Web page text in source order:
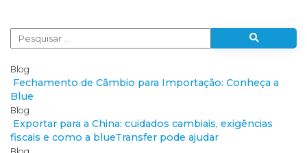
Blog
Fechamento de Câmbio para Importação: Conheça a
Blue
Blog
Exportar para a China: cuidados cambiais, exigências
fiscais e como a blueTransfer pode ajudar